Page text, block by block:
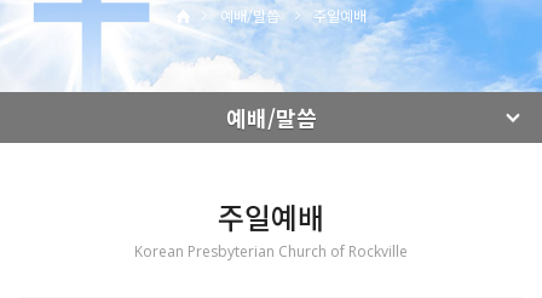
예배/말씀 주일예배
예배/말씀
주일예배
Korean Presbyterian Church of Rockville